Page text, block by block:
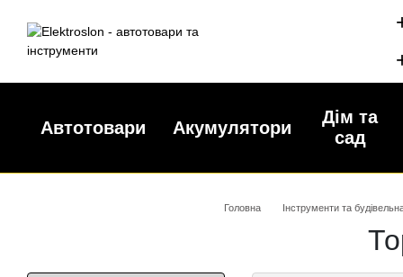
Автотовари Акумулятори
Дім та
сад
Головна Інструменти та